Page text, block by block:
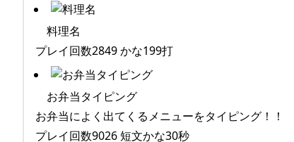
料理名
プレイ回数2849 かな199打
お弁当タイピング
お弁当によく出てくるメニューをタイピング！！
プレイ回数9026 短文かな30秒